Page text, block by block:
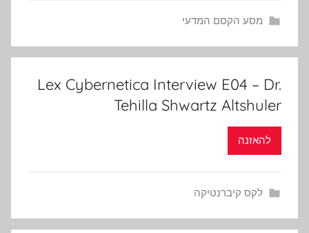
מסע הקסם המדעי
Lex Cybernetica Interview E04 – Dr.
Tehilla Shwartz Altshuler
להאזנה
לקס קיברנטיקה